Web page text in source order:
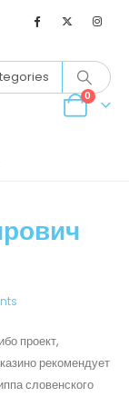
0
проект,
рекомендует
словенского